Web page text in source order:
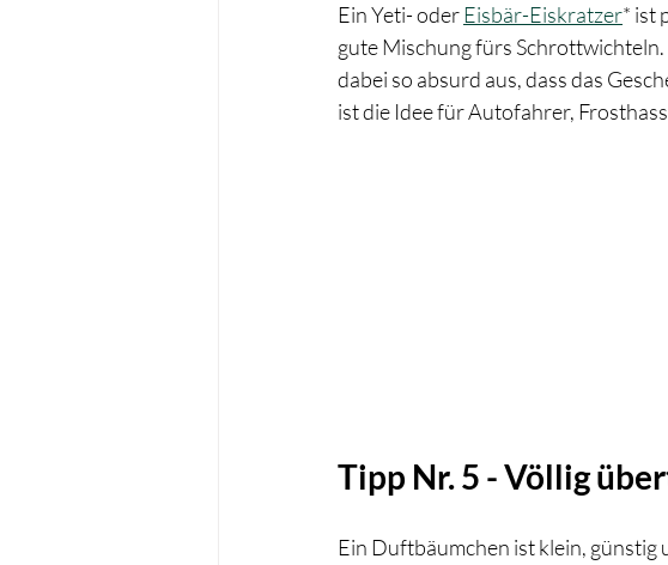
Ein Yeti- oder Eisbär-Eiskratzer* ist
gute Mischung fürs
dabei so absurd aus, dass das
ist die Idee für Autofahrer,
Tipp Nr. 5 - Völlig
Ein Duftbäumchen ist klein,